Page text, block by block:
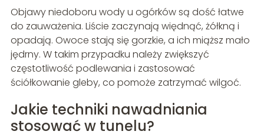
Objawy niedoboru wody u ogórków są dość łatwe
do zauważenia. Liście zaczynają więdnąć, żółkną i
opadają. Owoce stają się gorzkie, a ich miąższ mało
jędrny. W takim przypadku należy zwiększyć
częstotliwość podlewania i zastosować
ściółkowanie gleby, co pomoże zatrzymać wilgoć.
Jakie techniki nawadniania
stosować w tunelu?